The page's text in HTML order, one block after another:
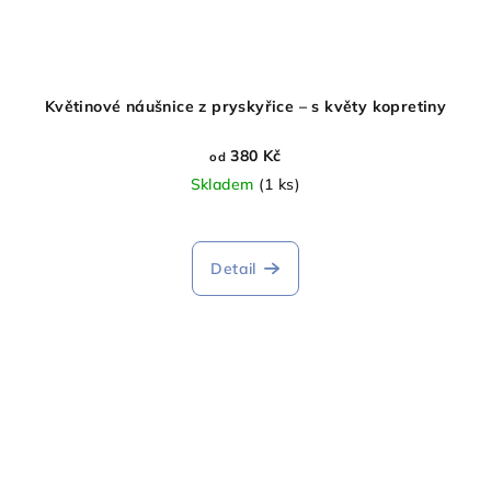
Květinové náušnice z pryskyřice – s květy kopretiny
od 380 Kč
Skladem (1 ks)
hodnocení
produktu
Detail